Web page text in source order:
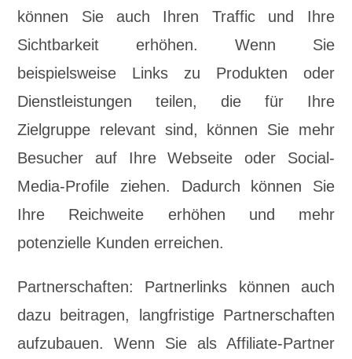
können Sie auch Ihren Traffic und Ihre
Sichtbarkeit erhöhen. Wenn Sie
beispielsweise Links zu Produkten oder
Dienstleistungen teilen, die für Ihre
Zielgruppe relevant sind, können Sie mehr
Besucher auf Ihre Webseite oder Social-
Media-Profile ziehen. Dadurch können Sie
Ihre Reichweite erhöhen und mehr
potenzielle Kunden erreichen.
Partnerschaften: Partnerlinks können auch
dazu beitragen, langfristige Partnerschaften
aufzubauen. Wenn Sie als Affiliate-Partner